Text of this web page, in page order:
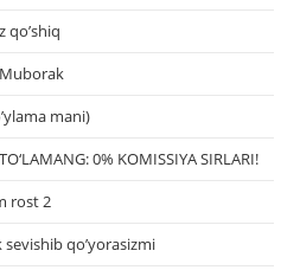
qo’shiq
mani)
0% KOMISSIYA SIRLARI!
rost 2
qo’yorasizmi